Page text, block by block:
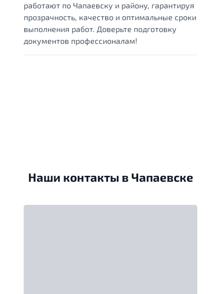
работают по Чапаевску и району, гарантируя
прозрачность, качество и оптимальные сроки
выполнения работ. Доверьте подготовку
документов профессионалам!
Наши контакты в Чапаевске